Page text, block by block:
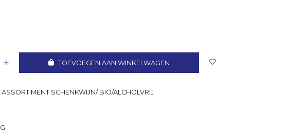
TOEVOEGEN AAN WINKELWAGEN
ASSORTIMENT SCHENKWIJN/ BIO/ALCHOLVRIJ